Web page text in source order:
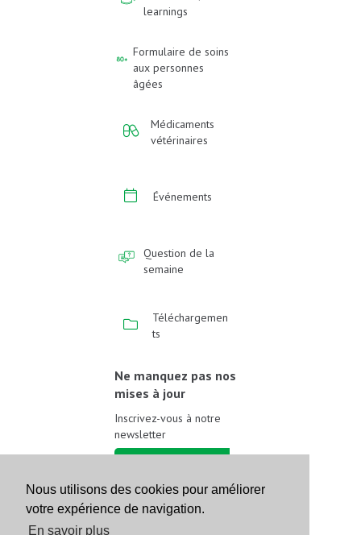
Nous utilisons des cookies pour améliorer
votre expérience de navigation.
En savoir plus
learnings
Formulaire de soins
aux personnes
âgées
Médicaments
vétérinaires
Événements
Question de la
semaine
Téléchargemen
ts
Ne manquez pas nos
mises à jour
Inscrivez-vous à notre
newsletter
Suivez-nous sur les